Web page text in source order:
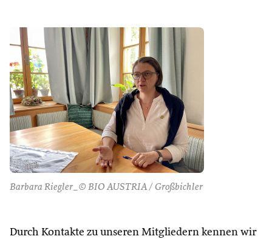
Barbara Riegler_© BIO AUSTRIA / Großbichler
Durch Kontakte zu unseren Mitgliedern kennen wir